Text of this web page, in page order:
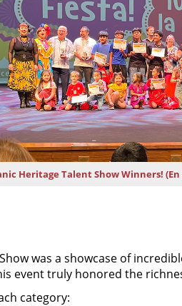
Heritage Talent Show Winners! (En
was a showcase of
event truly honored the
category: